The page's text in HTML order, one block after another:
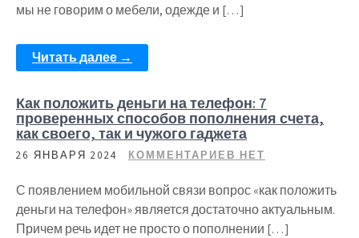
мы не говорим о мебели, одежде и […]
Читать далее →
Как положить деньги на телефон: 7
проверенных способов пополнения счета,
как своего, так и чужого гаджета
26 ЯНВАРЯ 2024 КОММЕНТАРИЕВ НЕТ
С появлением мобильной связи вопрос «как положить
деньги на телефон» является достаточно актуальным.
Причем речь идет не просто о пополнении […]